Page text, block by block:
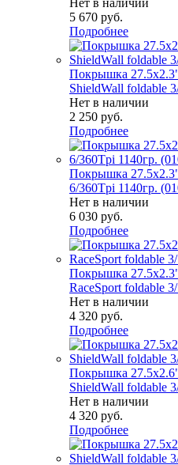
Нет в наличии
5 670 руб.
Подробнее
Покрышка
ShieldWall foldable
Нет в наличии
2 250 руб.
Подробнее
Покрышка
6/360Tpi 1140гр.
Нет в наличии
6 030 руб.
Подробнее
Покрышка
RaceSport foldable
Нет в наличии
4 320 руб.
Подробнее
Покрышка
ShieldWall foldable
Нет в наличии
4 320 руб.
Подробнее